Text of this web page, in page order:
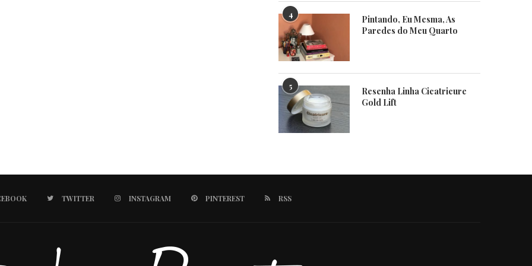
4
Pintando, Eu Mesma, As
Paredes do Meu Quarto
5
Resenha Linha Cicatricure
Gold Lift
TWITTER INSTAGRAM PINTEREST RSS